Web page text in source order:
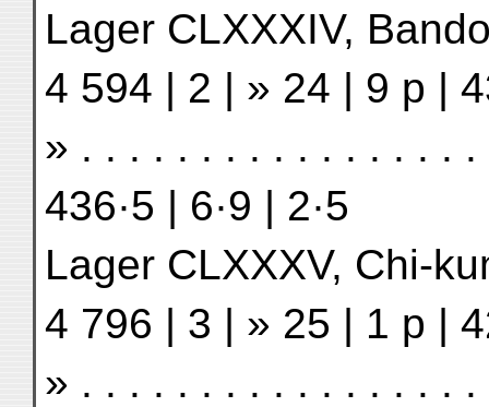
Lager CLXXXIV,
4 594 | 2 | » 24 | 9 p |
» . . . . . . . . . . . . . . . .
436·5 | 6·9 | 2·5
Lager CLXXXV, Chi-
4 796 | 3 | » 25 | 1 p |
» . . . . . . . . . . . . . . . .